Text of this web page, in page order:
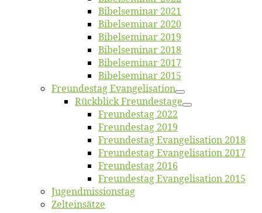
Bi­bel­se­mi­nar 2021
Bi­bel­se­mi­nar 2020
Bi­bel­se­mi­nar 2019
Bi­bel­se­mi­nar 2018
Bibelsemi­nar 2017
Bibelsemi­nar 2015
Freun­des­tag Evangelisation
Rück­blick Freundestage
Freun­des­tag 2022
Freun­des­tag 2019
Freun­des­tag Evan­ge­li­sa­ti­on 2018
Freun­des­tag Evan­ge­li­sa­ti­on 2017
Freun­des­tag 2016
Freun­des­tag Evan­ge­li­sa­ti­on 2015
Jugend­mis­sions­tag
Zelt­ein­sät­ze